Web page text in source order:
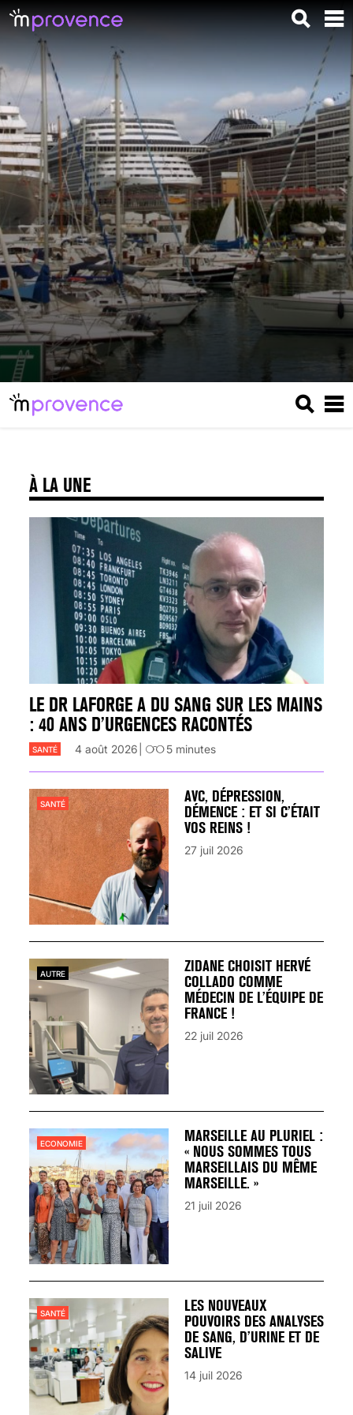
À LA UNE
LE DR LAFORGE A DU SANG SUR LES MAINS
: 40 ANS D’URGENCES RACONTÉS
SANTÉ 4 août 2026 5 minutes
AVC, DÉPRESSION,
DÉMENCE : ET SI C’ÉTAIT
VOS REINS !
SANTÉ
27 juil 2026
ZIDANE CHOISIT HERVÉ
COLLADO COMME
MÉDECIN DE L’ÉQUIPE DE
FRANCE !
AUTRE
22 juil 2026
MARSEILLE AU PLURIEL :
« NOUS SOMMES TOUS
MARSEILLAIS DU MÊME
MARSEILLE. »
ECONOMIE
21 juil 2026
LES NOUVEAUX
POUVOIRS DES ANALYSES
DE SANG, D’URINE ET DE
SALIVE
SANTÉ
14 juil 2026